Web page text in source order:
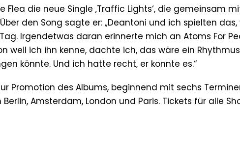
die neue Single ‚Traffic Lights‘, die gemeinsam
den Song sagte er: „Deantoni und ich spielten das,
Irgendetwas daran erinnerte mich an Atoms For
weil ich ihn kenne, dachte ich, das wäre ein
könnte. Und ich hatte recht, er konnte es.“
Promotion des Albums, beginnend mit sechs
Amsterdam, London und Paris. Tickets für alle